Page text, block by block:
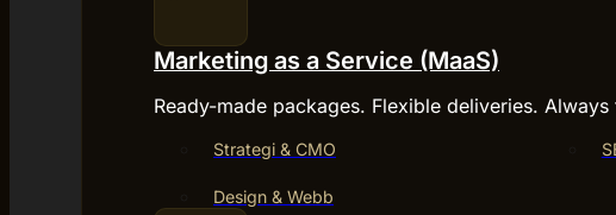
Marketing as a Service (MaaS)
Ready-made packages. Flexible deliveries.
Strategi & CMO
Design & Webb